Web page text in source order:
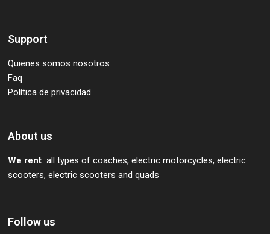
Support
Quienes somos nosotros
Faq
Política de privacidad
About us
We rent all types of coaches, electric motorcycles, electric
scooters, electric scooters and quads
Follow us